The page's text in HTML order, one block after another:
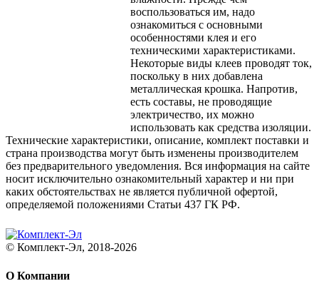
воспользоваться им, надо
ознакомиться с основными
особенностями клея и его
техническими характеристиками.
Некоторые виды клеев проводят ток,
поскольку в них добавлена
металлическая крошка. Напротив,
есть составы, не проводящие
электричество, их можно
использовать как средства изоляции.
Технические характеристики, описание, комплект поставки и
страна производства могут быть изменены производителем
без предварительного уведомления. Вся информация на сайте
носит исключительно ознакомительный характер и ни при
каких обстоятельствах не является публичной офертой,
определяемой положениями Статьи 437 ГК РФ.
© Комплект-Эл, 2018-2026
О Компании